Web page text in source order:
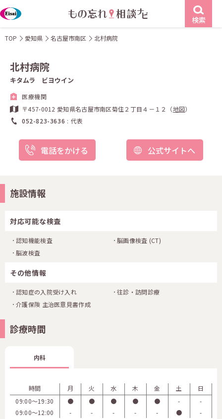
検索
TOP 愛知県 名古屋市南区 北村病院
北村病院
キタムラ ビヨウイン
医療機関
〒457-0012 愛知県名古屋市南区菊住２丁目４－１２（地図）
052-823-3636
代表
電話をかける 公式サイトへ
施設情報
対応可能な検査
認知機能検査 脳画像検査 (CT)
脳波検査
その他情報
認知症の入院受け入れ
往診・訪問診療
介護保険 主治医意見書作成
診療時間
内科
時間 月 火 水 木 金 土
日
09:00〜19:30
● ● ● ● ● -
-
09:00〜12:00
- - - - - ● -